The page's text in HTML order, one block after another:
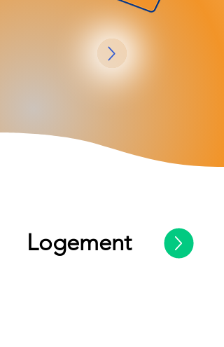
Logement